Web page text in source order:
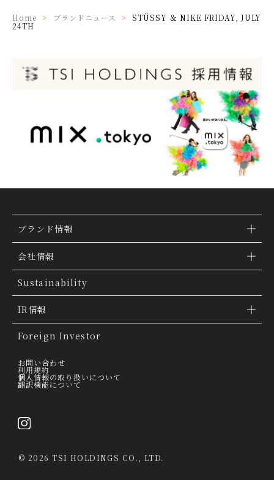
Home ブランドニュース
STÜSSY ＆ NIKE FRIDAY, JULY
24TH
ブランド情報
ブランド検索
ブランドトピックス
「ファッションの力を信じよう」
THE MOVIE
会社情報
TSI トピックス
会社概要
会社沿革
グループ会社
経営理念
採用情報
Sustainability
IR情報
IR情報
IR トピックス
IRライブラリー
決算説明会資料
Foreign Investor
お問い合わせ
利用規約
個人情報の取り扱いについて
翻訳機能について
© 2026 TSI HOLDINGS CO., LTD.